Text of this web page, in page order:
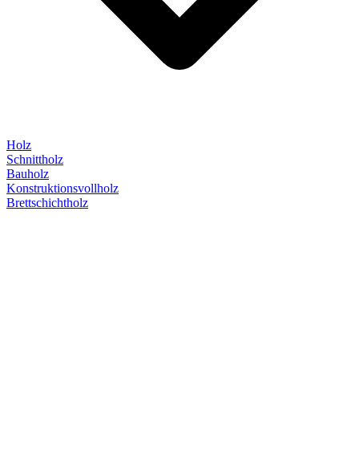
Holz
Schnittholz
Bauholz
Konstruktionsvollholz
Brettschichtholz